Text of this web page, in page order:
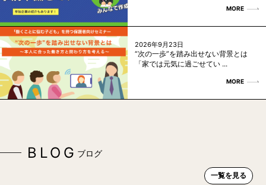
MORE
2026年9月23日
“次の一歩”を踏み出せない背景とは
「家では元気に過ごせてい ...
MORE
BLOG ブログ
一覧を見る